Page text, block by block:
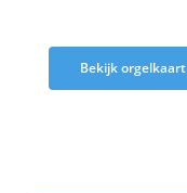
Bekijk orgelkaart